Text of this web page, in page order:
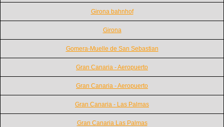
Girona bahnhof
Girona
Gomera-Muelle de San Sebastian
Gran Canaria - Aeropuerto
Gran Canaria - Aeropuerto
Gran Canaria - Las Palmas
Gran Canaria Las Palmas